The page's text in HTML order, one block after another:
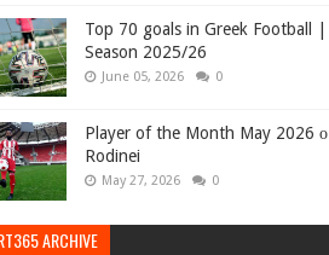
Top 70 goals in Greek Football |
Season 2025/26
June 05, 2026 0
Player of the Month May 2026 ο
Rodinei
May 27, 2026 0
ARCHIVE